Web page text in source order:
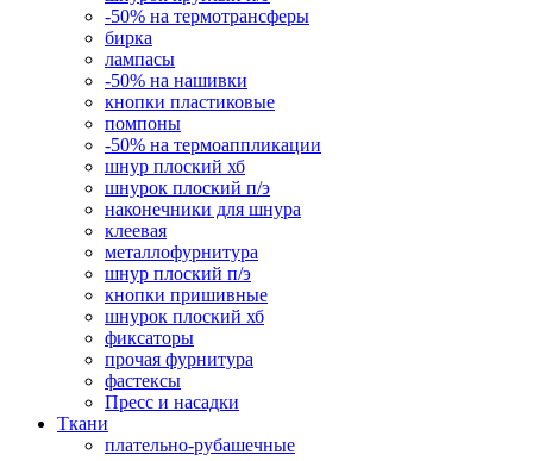
-50% на термотрансферы
бирка
лампасы
-50% на нашивки
кнопки пластиковые
помпоны
-50% на термоаппликации
шнур плоский хб
шнурок плоский п/э
наконечники для шнура
клеевая
металлофурнитура
шнур плоский п/э
кнопки пришивные
шнурок плоский хб
фиксаторы
прочая фурнитура
фастексы
Пресс и насадки
Ткани
плательно-рубашечные